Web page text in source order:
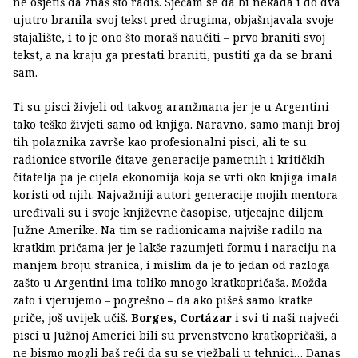
ujutro branila svoj tekst pred drugima, objašnjavala svoje
stajalište, i to je ono što moraš naučiti – prvo braniti svoj
tekst, a na kraju ga prestati braniti, pustiti ga da se brani
sam.
Ti su pisci živjeli od takvog aranžmana jer je u Argentini
tako teško živjeti samo od knjiga. Naravno, samo manji broj
tih polaznika završe kao profesionalni pisci, ali te su
radionice stvorile čitave generacije pametnih i kritičkih
čitatelja pa je cijela ekonomija koja se vrti oko knjiga imala
koristi od njih. Najvažniji autori generacije mojih mentora
uređivali su i svoje književne časopise, utjecajne diljem
Južne Amerike. Na tim se radionicama najviše radilo na
kratkim pričama jer je lakše razumjeti formu i naraciju na
manjem broju stranica, i mislim da je to jedan od razloga
zašto u Argentini ima toliko mnogo kratkopričaša. Možda
zato i vjerujemo – pogrešno – da ako pišeš samo kratke
priče, još uvijek učiš. Borges, Cortázar i svi ti naši najveći
pisci u Južnoj Americi bili su prvenstveno kratkopričaši, a
ne bismo mogli baš reći da su se vježbali u tehnici… Danas